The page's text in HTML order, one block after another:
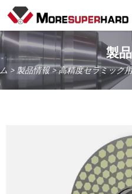
製
> 製品情報> 高精度セラミック